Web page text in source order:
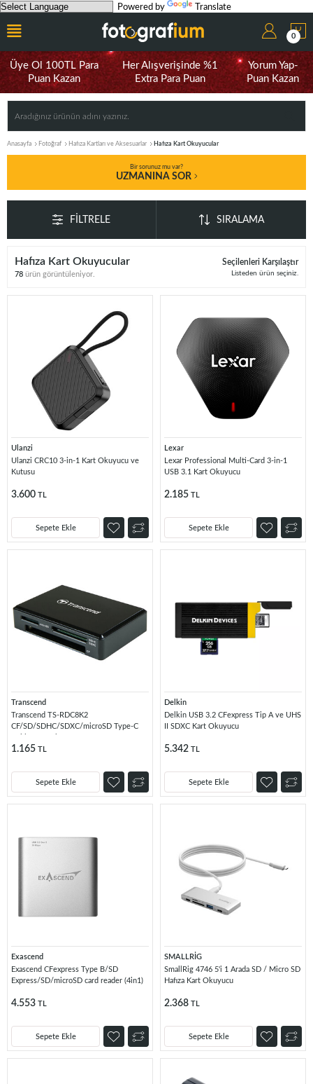
Powered by Translate
0
Üye Ol 100TL Para
Puan Kazan
Her Alışverişinde %1
Extra Para Puan
Yorum Yap-
Puan Kazan
Anasayfa Fotoğraf Hafıza Kartları ve Aksesuarlar Hafıza Kart Okuyucular
Bir sorunuz mu var?
UZMANINA SOR
FILTRELE SIRALAMA
Hafıza Kart Okuyucular
78 ürün görüntüleniyor.
Seçilenleri Karşılaştır
Listeden ürün seçiniz.
Ulanzi
Ulanzi CRC10 3-in-1 Kart Okuyucu ve
Kutusu
3.600 TL
Sepete Ekle
Lexar
Lexar Professional Multi-Card 3-in-1
USB 3.1 Kart Okuyucu
2.185 TL
Sepete Ekle
Transcend
Transcend TS-RDC8K2
CF/SD/SDHC/SDXC/microSD Type-C
1.165 TL
Sepete Ekle
Delkin
Delkin USB 3.2 CFexpress Tip A ve UHS
II SDXC Kart Okuyucu
5.342 TL
Sepete Ekle
Exascend
Exascend CFexpress Type B/SD
Express/SD/microSD card reader (4in1)
4.553 TL
Sepete Ekle
SMALLRİG
SmallRig 4746 5'i 1 Arada SD / Micro SD
Hafıza Kart Okuyucu
2.368 TL
Sepete Ekle